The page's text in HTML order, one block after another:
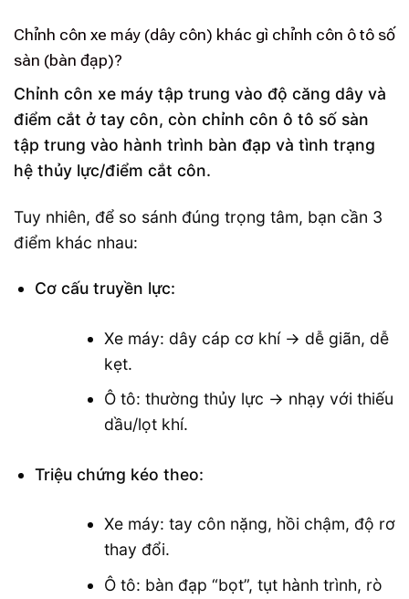
Chỉnh côn xe máy (dây côn) khác gì chỉnh côn ô tô số
sàn (bàn đạp)?
Chỉnh côn xe máy tập trung vào độ căng dây và
điểm cắt ở tay côn, còn chỉnh côn ô tô số sàn
tập trung vào hành trình bàn đạp và tình trạng
hệ thủy lực/điểm cắt côn.
Tuy nhiên, để so sánh đúng trọng tâm, bạn cần 3
điểm khác nhau:
Cơ cấu truyền lực:
Xe máy: dây cáp cơ khí → dễ giãn, dễ
kẹt.
Ô tô: thường thủy lực → nhạy với thiếu
dầu/lọt khí.
Triệu chứng kéo theo:
Xe máy: tay côn nặng, hồi chậm, độ rơ
thay đổi.
Ô tô: bàn đạp “bọt”, tụt hành trình, rò